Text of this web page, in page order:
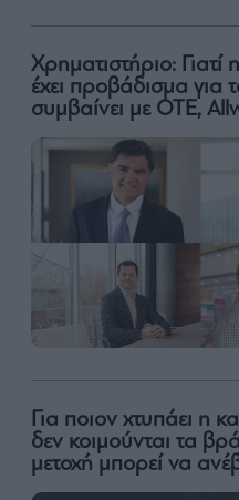
Χρηματιστήριο: Γιατί
έχει προβάδισμα για
συμβαίνει με ΟΤΕ,
Για ποιον χτυπάει η
δεν κοιμούνται τα
μετοχή μπορεί να